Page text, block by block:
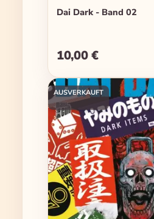
Dai Dark - Band 02
Regulärer Preis:
10,00 €
AUSVERKAUFT